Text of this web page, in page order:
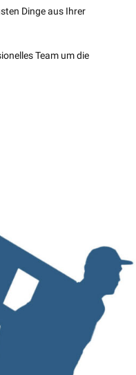
Dinge aus Ihrer
Team um die